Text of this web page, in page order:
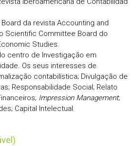
da revista Accounting and
Scientific Committee Board do
Studies.
centro de Investigação em
Os seus interesses de
contabilística; Divulgação de
Responsabilidade Social; Relato
Impression Management;
Capital Intelectual.